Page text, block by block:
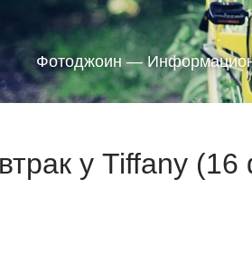
Фотоджоин —
у Tiffany (16